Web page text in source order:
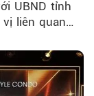
UBND tỉnh
vị liên quan